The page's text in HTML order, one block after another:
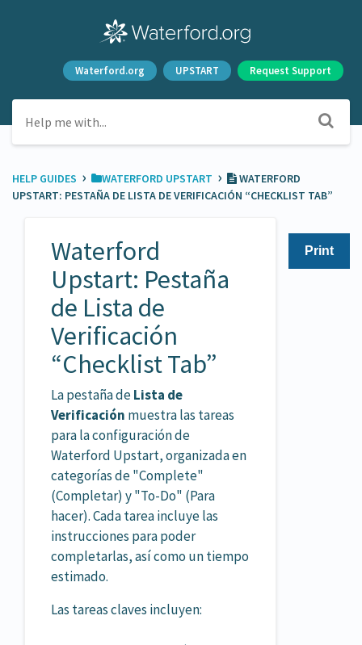
Waterford.org UPSTART Request Support
HELP GUIDES › ​WATERFORD UPSTART ›
WATERFORD
UPSTART: PESTAÑA DE LISTA DE VERIFICACIÓN “CHECKLIST TAB”
Print
Waterford
Upstart: Pestaña
de Lista de
Verificación
“Checklist Tab”
La pestaña deLista de
Verificación muestra las tareas
para la configuración de
Waterford Upstart, organizada en
categorías de "Complete"
(Completar) y "To-Do" (Para
hacer). Cada tarea incluye las
instrucciones para poder
completarlas, así como un tiempo
estimado.
Las tareas claves incluyen: